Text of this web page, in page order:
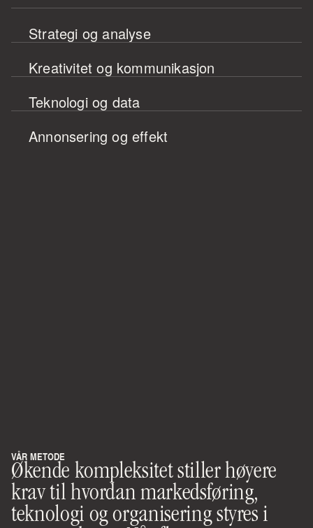
Strategi og analyse
Kreativitet og kommunikasjon
Teknologi og data
Annonsering og effekt
VÅR METODE
Økende kompleksitet stiller høyere
krav til hvordan markedsføring,
teknologi og organisering styres i